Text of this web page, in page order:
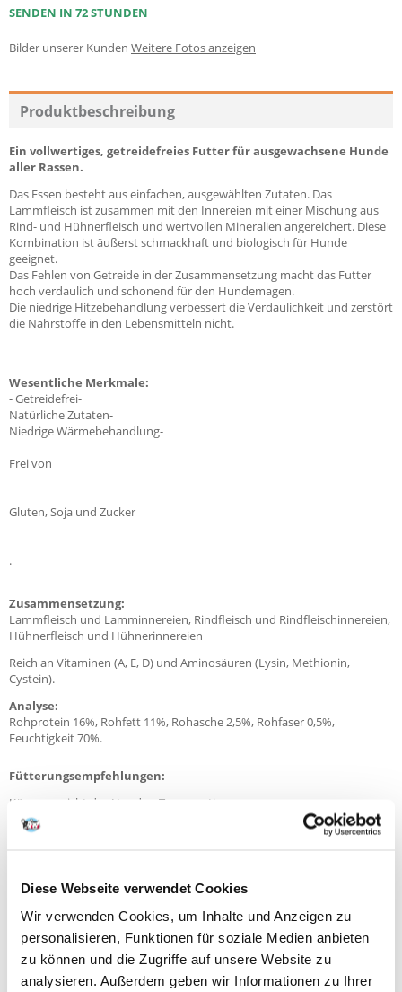
Diese Webseite verwendet Cookies
Wir verwenden Cookies, um Inhalte und Anzeigen zu
personalisieren, Funktionen für soziale Medien anbieten
zu können und die Zugriffe auf unsere Website zu
analysieren. Außerdem geben wir Informationen zu Ihrer
SENDEN IN 72 STUNDEN
Bilder unserer Kunden Weitere Fotos anzeigen
Produktbeschreibung
Ein vollwertiges, getreidefreies Futter für ausgewachsene Hunde
aller Rassen.
Das Essen besteht aus einfachen, ausgewählten Zutaten. Das
Lammfleisch ist zusammen mit den Innereien mit einer Mischung aus
Rind- und Hühnerfleisch und wertvollen Mineralien angereichert. Diese
Kombination ist äußerst schmackhaft und biologisch für Hunde
geeignet.
Das Fehlen von Getreide in der Zusammensetzung macht das Futter
hoch verdaulich und schonend für den Hundemagen.
Die niedrige Hitzebehandlung verbessert die Verdaulichkeit und zerstört
die Nährstoffe in den Lebensmitteln nicht.
Wesentliche Merkmale:
- Getreidefrei-
Natürliche Zutaten-
Niedrige Wärmebehandlung-
Frei von
Gluten, Soja und Zucker
.
Zusammensetzung:
Lammfleisch und Lamminnereien, Rindfleisch und Rindfleischinnereien,
Hühnerfleisch und Hühnerinnereien
Reich an Vitaminen (A, E, D) und Aminosäuren (Lysin, Methionin,
Cystein).
Analyse:
Rohprotein 16%, Rohfett 11%, Rohasche 2,5%, Rohfaser 0,5%,
Feuchtigkeit 70%.
Fütterungsempfehlungen:
Körpergewicht des Hundes: Tagesportion:
2,5 kg - 5 kg 156 g - 360 g5
kg - 10
442 g - 820 g15 kg -
20 kg 599 g - 1018 g20
kg -
25